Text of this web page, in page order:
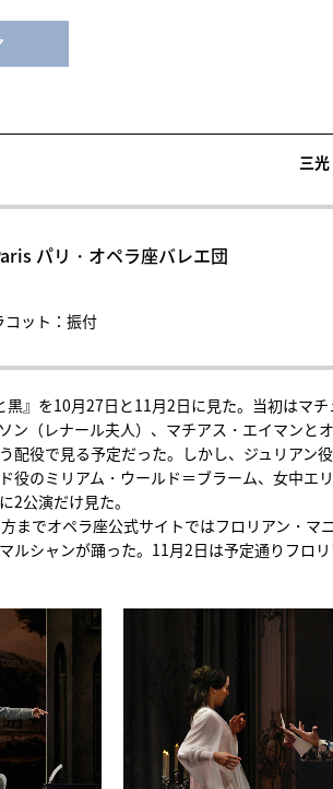
三
パリ・オペラ座バレエ団
コット：振付
』を10月27日と11月2日に見た。当初はマ
ン（レナール夫人）、マチアス・エイマンと
配役で見る予定だった。しかし、ジュリアン
役のミリアム・ウールド＝ブラーム、女中エ
2公演だけ見た。
までオペラ座公式サイトではフロリアン・マ
ルシャンが踊った。11月2日は予定通りフロ